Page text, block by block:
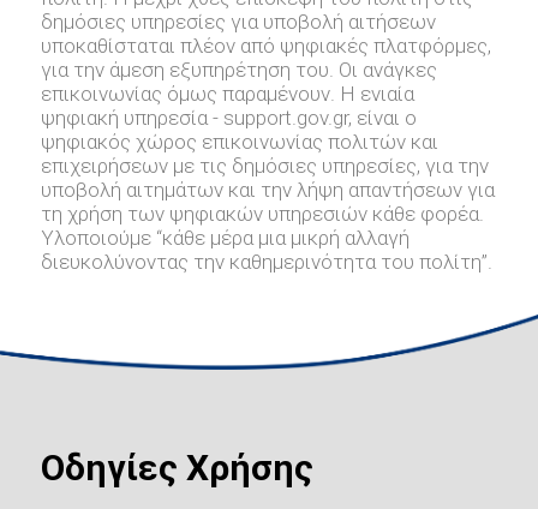
δημόσιες υπηρεσίες για υποβολή αιτήσεων
υποκαθίσταται πλέον από ψηφιακές πλατφόρμες,
για την άμεση εξυπηρέτηση του. Οι ανάγκες
επικοινωνίας όμως παραμένουν. Η ενιαία
ψηφιακή υπηρεσία - support.gov.gr, είναι ο
ψηφιακός χώρος επικοινωνίας πολιτών και
επιχειρήσεων με τις δημόσιες υπηρεσίες, για την
υποβολή αιτημάτων και την λήψη απαντήσεων για
τη χρήση των ψηφιακών υπηρεσιών κάθε φορέα.
Υλοποιούμε “κάθε μέρα μια μικρή αλλαγή
διευκολύνοντας την καθημερινότητα του πολίτη”.
Οδηγίες Χρήσης